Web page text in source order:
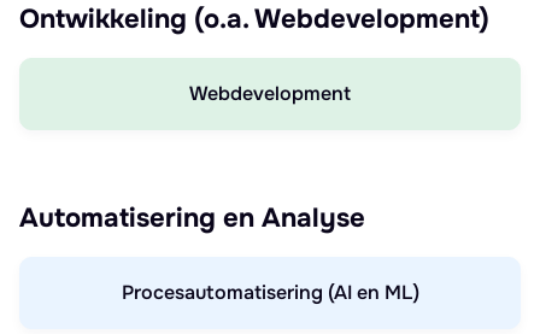
Ontwikkeling (o.a. Webdevelopment)
Webdevelopment
Automatisering en Analyse
Procesautomatisering (AI en ML)